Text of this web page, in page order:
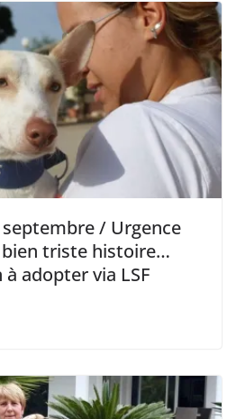
/ Urgence
triste histoire…
à adopter via LSF